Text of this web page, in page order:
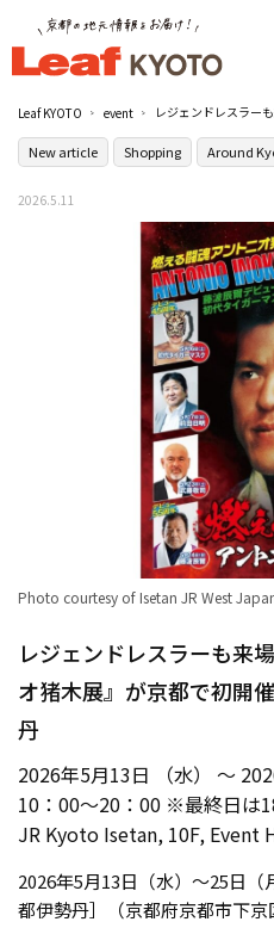
Leaf KYOTO event
New article Shopping Around
2026.5.11
Photo courtesy of Isetan JR West
レジェンドレスラーも来
オ猪木展』が京都で初開
丹
2026年5月13日 （水） ～
10：00～20：00 ※最終日は
JR Kyoto Isetan, 10F, Event
2026年5月13日（水）～25日
都伊勢丹］（京都府京都市下